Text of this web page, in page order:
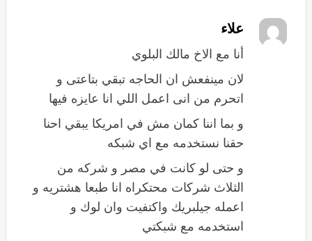
علاء
أنا مع الاخ مالك البلوي
لان مينفعش ان الحاجه تبقي بتاعتى و
اتحرم من انى اعمل اللي انا عايزه فيها
و بما اننا كمان مش في امريكا يبقي احنا
حقنا نستخدمه مع اي شبكه
و حتى لو كانت في مصر و شركه من
الثلاث شركات محتكراه انا طبعا هشتريه و
اعمله جيلبريك واكتفيت وان لوك و
استخدمه مع شبكتي